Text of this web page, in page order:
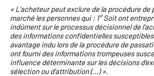
« L'acheteur peut exclure de la procédure de
marché les personnes qui : 1° Soit ont
indûment sur le processus décisionnel de
des informations confidentielles
avantage indu lors de la procédure de
ont fourni des informations trompeuses
influence déterminante sur les décisions
sélection ou d'attribution (…) ».